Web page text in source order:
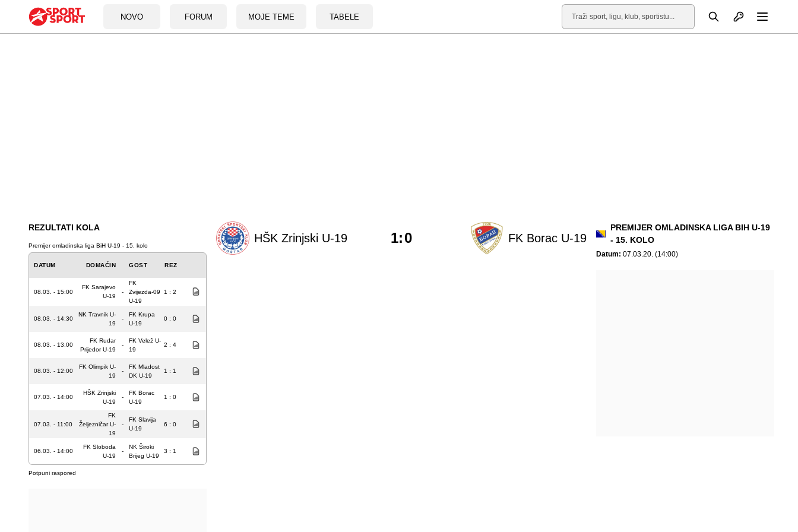
NOVO FORUM MOJE TEME TABELE
Pretraga Otvori profil
REZULTATI KOLA
Premijer omladinska liga BiH U-19 - 15. kolo
DATUM DOMAĆIN GOST REZ
08.03. - 15:00
FK Sarajevo
U-19
-
FK
Zvijezda-09
U-19
1 : 2
08.03. - 14:30
NK Travnik U-
19
-
FK Krupa
U-19
0 : 0
08.03. - 13:00
FK Rudar
Prijedor U-19
-
FK Velež U-
19
2 : 4
08.03. - 12:00
FK Olimpik U-
19
-
FK Mladost
DK U-19
1 : 1
07.03. - 14:00
HŠK Zrinjski
U-19
-
FK Borac
U-19
1 : 0
07.03. - 11:00
FK
Željezničar U-
19
-
FK Slavija
U-19
6 : 0
06.03. - 14:00
FK Sloboda
U-19
-
NK Široki
Brijeg U-19
3 : 1
Potpuni raspored
HŠK Zrinjski U-19 FK Borac U-19
1:0
PREMIJER OMLADINSKA LIGA BIH U-19
- 15. KOLO
Datum: 07.03.20. (14:00)